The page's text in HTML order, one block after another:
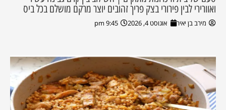
ואוורירי לבין פירורי בצק פריך זהובים יוצר מרקם מושלם בכל ביס
מירב בן יאיר אוגוסט 4, 2026 9:45 pm